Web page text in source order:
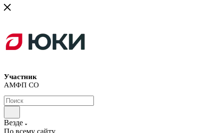
Участник
АМФП СО
Везде